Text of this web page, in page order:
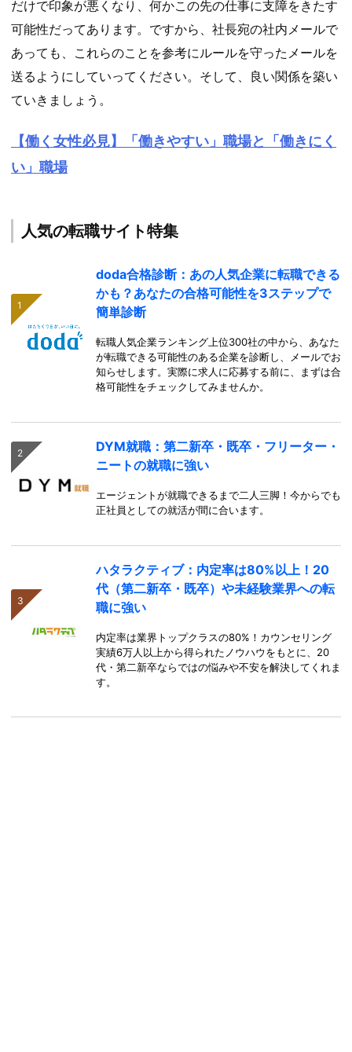
だけで印象が悪くなり、何かこの先の仕事に支障をきたす
可能性だってあります。ですから、社長宛の社内メールで
あっても、これらのことを参考にルールを守ったメールを
送るようにしていってください。そして、良い関係を築い
ていきましょう。
【働く女性必見】「働きやすい」職場と「働きにく
い」職場
人気の転職サイト特集
doda合格診断：あの人気企業に転職できる
かも？あなたの合格可能性を3ステップで
簡単診断
転職人気企業ランキング上位300社の中から、あなた
が転職できる可能性のある企業を診断し、メールでお
知らせします。実際に求人に応募する前に、まずは合
格可能性をチェックしてみませんか。
DYM就職：第二新卒・既卒・フリーター・
ニートの就職に強い
エージェントが就職できるまで二人三脚！今からでも
正社員としての就活が間に合います。
ハタラクティブ：内定率は80%以上！20
代（第二新卒・既卒）や未経験業界への転
職に強い
内定率は業界トップクラスの80%！カウンセリング
実績6万人以上から得られたノウハウをもとに、20
代・第二新卒ならではの悩みや不安を解決してくれま
す。